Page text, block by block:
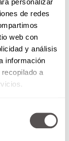
de redes
web con
y análisis
información
a